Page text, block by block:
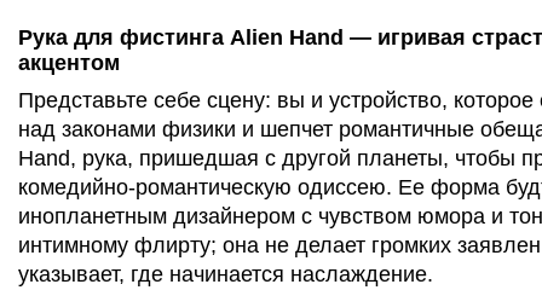
Рука для фистинга Alien Hand — игривая
акцентом
Представьте себе сцену: вы и устройство,
над законами физики и шепчет романтичные
Hand, рука, пришедшая с другой планеты, чтобы
комедийно-романтическую одиссею. Ее форма
инопланетным дизайнером с чувством юмора и
интимному флирту; она не делает громких
указывает, где начинается наслаждение.